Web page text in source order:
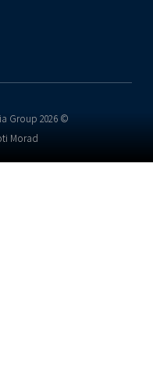
Made With ❤ By Moti Morad